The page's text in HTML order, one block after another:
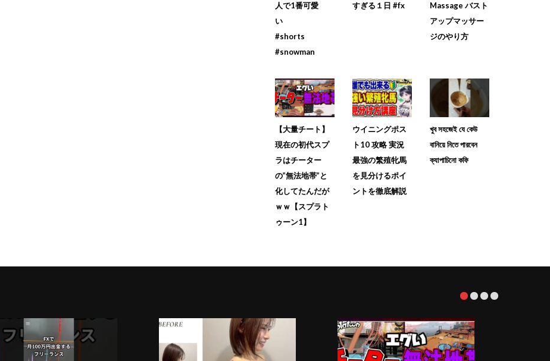
人で1番可愛
い
#shorts
#snowman
すぎる１日 #fx
Massage バスト
アップマッサー
ジのやり方
【大量チート】
現在の初代スプ
ラはチーター
の”無法地帯”と
化してたんだが
ｗｗ【スプラト
ゥーン1】
ウイニングポス
ト10 攻略 実況
最強の繁殖牝馬
を見分けるポイ
ントを徹底解説
খুব সহজেই যে কেউ
বানিয়ে নিতে পারবেন
ক্যাপাচিনো কফি